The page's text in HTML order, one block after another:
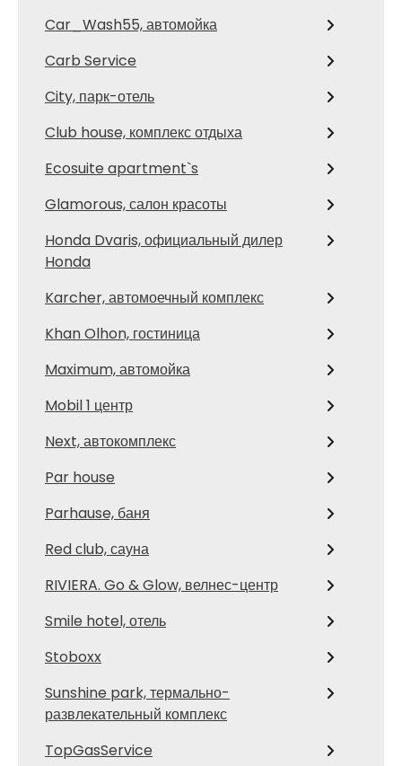
Car_Wash55, автомойка
Carb Service
City, парк-отель
Club house, комплекс отдыха
Ecosuite apartment`s
Glamorous, салон красоты
Honda Dvaris, официальный дилер
Honda
Karcher, автомоечный комплекс
Khan Olhon, гостиница
Maximum, автомойка
Mobil 1 центр
Next, автокомплекс
Par house
Parhause, баня
Red сlub, сауна
RIVIERA. Go & Glow, велнес-центр
Smile hotel, отель
Stoboxx
Sunshine park, термально-
развлекательный комплекс
TopGasService